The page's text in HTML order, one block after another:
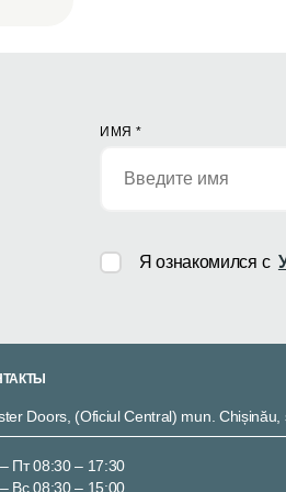
ИМЯ *
Я ознакомился с
Doors, (Oficiul Central) mun. Chișinău,
Пт 08:30 – 17:30
Вс 08:30 – 15:00